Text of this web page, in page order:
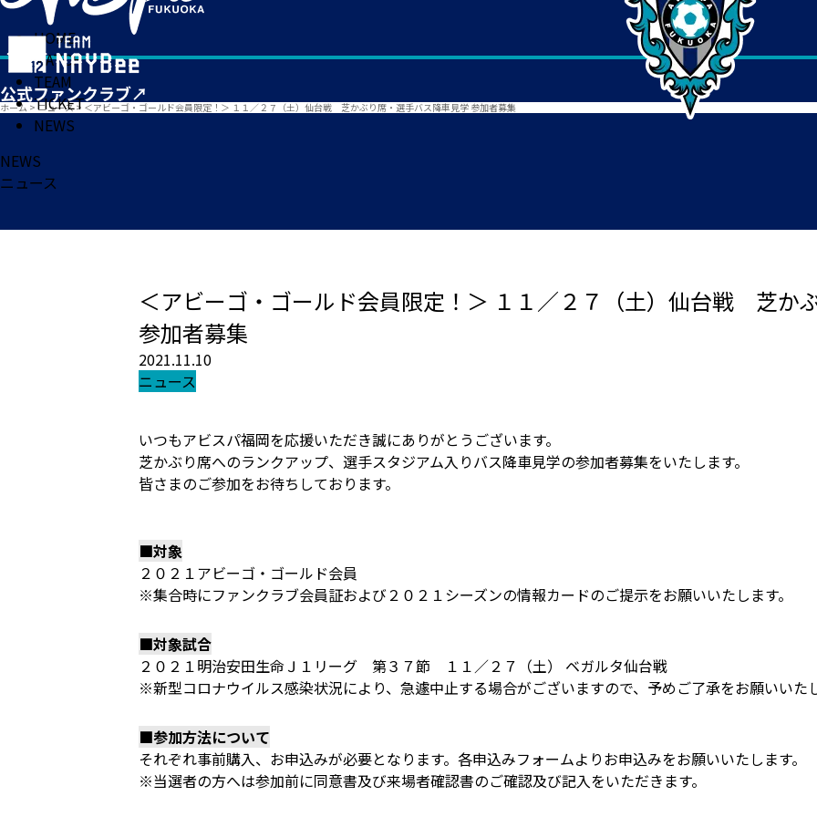
HOME
MATCH
TEAM
TICKET
NEWS
ホーム > ニュース> ＜アビーゴ・ゴールド会員限定！＞ １１／２７（土）仙台戦 芝かぶり席・選手バス降車見学 参加者募集
NEWS
ニュース
＜アビーゴ・ゴールド会員限定！＞ １１／２７（土）仙台戦 芝か
参加者募集
2021.11.10
ニュース
いつもアビスパ福岡を応援いただき誠にありがとうございます。
芝かぶり席へのランクアップ、選手スタジアム入りバス降車見学の参加者募集をいたします。
皆さまのご参加をお待ちしております。
■対象
２０２１アビーゴ・ゴールド会員
※集合時にファンクラブ会員証および２０２１シーズンの情報カードのご提示をお願いいたします。
■対象試合
２０２１明治安田生命Ｊ１リーグ 第３７節 １１／２７（土） ベガルタ仙台戦
※新型コロナウイルス感染状況により、急遽中止する場合がございますので、予めご了承をお願いいた
■参加方法について
それぞれ事前購入、お申込みが必要となります。各申込みフォームよりお申込みをお願いいたします。
※当選者の方へは参加前に同意書及び来場者確認書のご確認及び記入をいただきます。